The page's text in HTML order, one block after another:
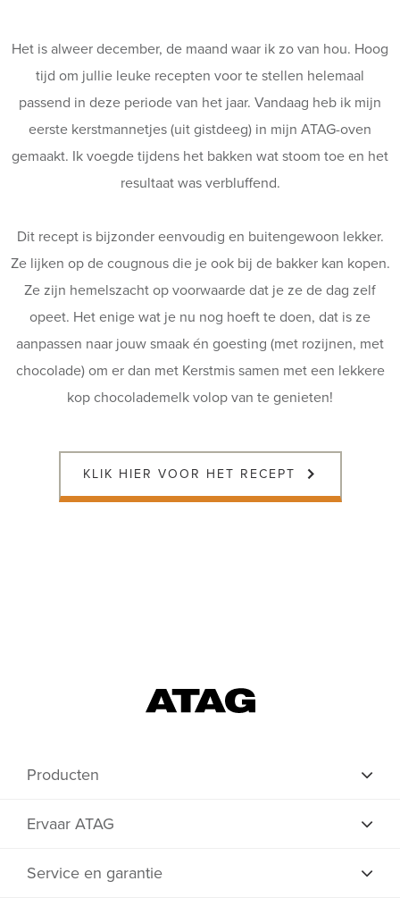
Het is alweer december, de maand waar ik zo van hou. Hoog
tijd om jullie leuke recepten voor te stellen helemaal
passend in deze periode van het jaar. Vandaag heb ik mijn
eerste kerstmannetjes (uit gistdeeg) in mijn ATAG-oven
gemaakt. Ik voegde tijdens het bakken wat stoom toe en het
resultaat was verbluffend.
Dit recept is bijzonder eenvoudig en buitengewoon lekker.
Ze lijken op de cougnous die je ook bij de bakker kan kopen.
Ze zijn hemelszacht op voorwaarde dat je ze de dag zelf
opeet. Het enige wat je nu nog hoeft te doen, dat is ze
aanpassen naar jouw smaak én goesting (met rozijnen, met
chocolade) om er dan met Kerstmis samen met een lekkere
kop chocolademelk volop van te genieten!
KLIK HIER VOOR HET RECEPT
Producten
Ervaar ATAG
Service en garantie